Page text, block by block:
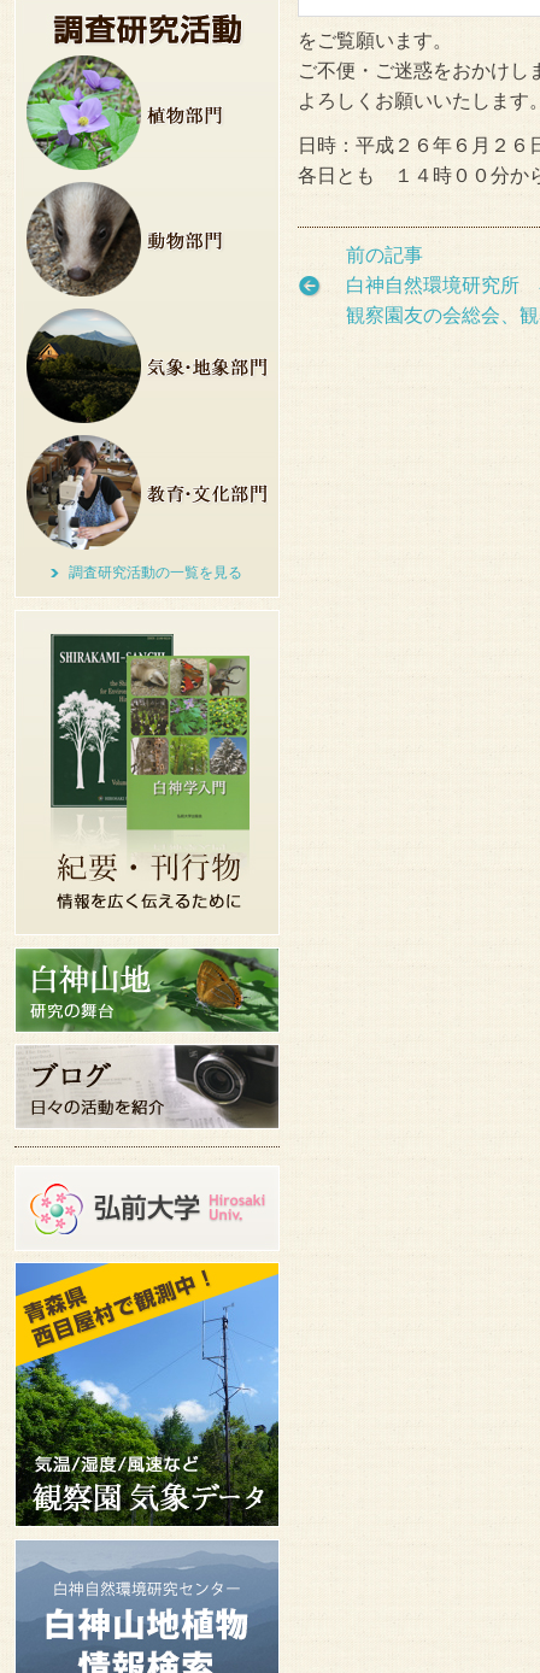
をご覧願います。
ご不便・ご迷惑をおかけし
よろしくお願いいたします
日時：平成２６年６月２６
各日とも １４時００分か
前の記事
白神自然環境研究所
観察園友の会総会、
調査研究活動の一覧を見る